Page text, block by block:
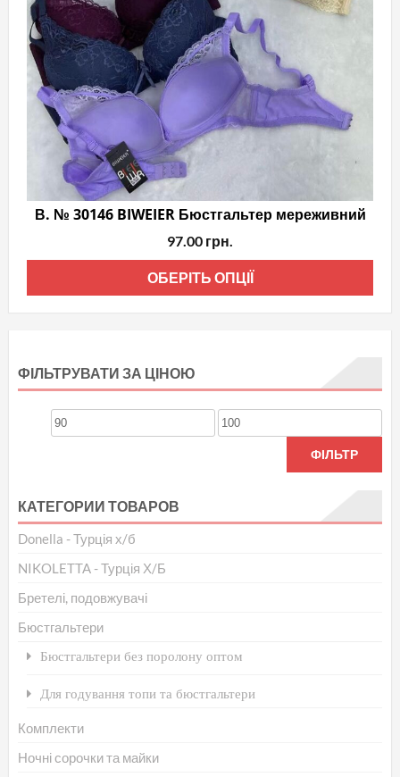
В. № 30146 BIWEIER Бюстгальтер мереживний
97.00 грн.
ОБЕРІТЬ ОПЦІЇ
ФІЛЬТРУВАТИ ЗА ЦІНОЮ
Мінімальна
Найбільша
ФІЛЬТР
КАТЕГОРИИ ТОВАРОВ
Donella - Турція х/б
NIKOLETTA - Турція Х/Б
Бретелі, подовжувачі
Бюстгальтери
Бюстгальтери без поролону оптом
Для годування топи та бюстгальтери
Комплекти
Ночні сорочки та майки